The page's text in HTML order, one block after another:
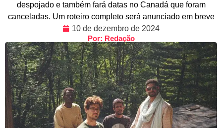
despojado e também fará datas no Canadá que foram
canceladas. Um roteiro completo será anunciado em breve
10 de dezembro de 2024
Por: Redação